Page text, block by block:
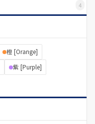
4
橙 [Orange]
紫 [Purple]